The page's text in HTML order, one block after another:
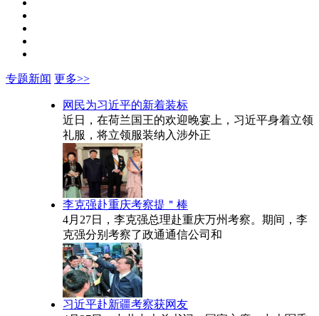
专题新闻 更多>>
网民为习近平的新着装标
近日，在荷兰国王的欢迎晚宴上，习近平身着立领
礼服，将立领服装纳入涉外正
李克强赴重庆考察提＂棒
4月27日，李克强总理赴重庆万州考察。期间，李
克强分别考察了政通通信公司和
习近平赴新疆考察获网友